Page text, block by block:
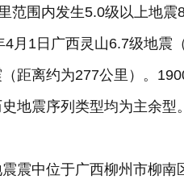
范围内发生5.0级以上地
4月1日广西灵山6.7级地震
距离约为277公里）。
地震序列类型均为主余型。
震中位于广西柳州市柳